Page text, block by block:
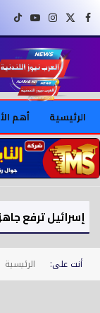
فيسبوكX (Twitter)
إنستغراميوتيوبتيك
الرئيسية أهم
إسرائيل ترفع
أنت على: الرئيسية